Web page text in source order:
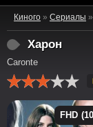
Киного » Сериалы
Харон
Caronte
FHD